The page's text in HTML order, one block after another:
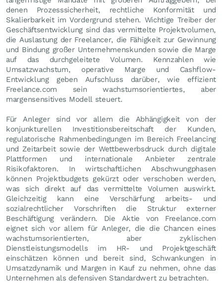
denen Prozesssicherheit, rechtliche Konformität und
Skalierbarkeit im Vordergrund stehen. Wichtige Treiber der
Geschäftsentwicklung sind das vermittelte Projektvolumen,
die Auslastung der Freelancer, die Fähigkeit zur Gewinnung
und Bindung großer Unternehmenskunden sowie die Marge
auf das durchgeleitete Volumen. Kennzahlen wie
Umsatzwachstum, operative Marge und Cashflow-
Entwicklung geben Aufschluss darüber, wie effizient
Freelance.com sein wachstumsorientiertes, aber
margensensitives Modell steuert.
Für Anleger sind vor allem die Abhängigkeit von der
konjunkturellen Investitionsbereitschaft der Kunden,
regulatorische Rahmenbedingungen im Bereich Freelancing
und Zeitarbeit sowie der Wettbewerbsdruck durch digitale
Plattformen und internationale Anbieter zentrale
Risikofaktoren. In wirtschaftlichen Abschwungphasen
können Projektbudgets gekürzt oder verschoben werden,
was sich direkt auf das vermittelte Volumen auswirkt.
Gleichzeitig kann eine Verschärfung arbeits- und
sozialrechtlicher Vorschriften die Struktur externer
Beschäftigung verändern. Die Aktie von Freelance.com
eignet sich vor allem für Anleger, die die Chancen eines
wachstumsorientierten, aber zyklischen
Dienstleistungsmodells im HR- und Projektgeschäft
einschätzen können und bereit sind, Schwankungen in
Umsatzdynamik und Margen in Kauf zu nehmen, ohne das
Unternehmen als defensiven Standardwert zu betrachten.